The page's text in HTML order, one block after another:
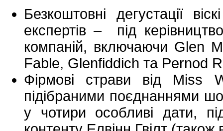
Безкоштовні дегустації
експертів – під
компаній, включаючи Glen
Fable, Glenfiddich та Pernod
Фірмові страви від Miss
підібраними поєднаннями
у чотири особливі дати,